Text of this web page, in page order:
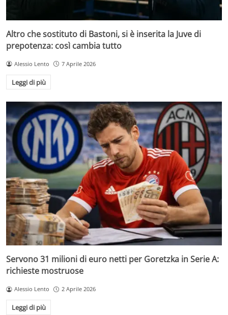
Altro che sostituto di Bastoni, si è inserita la Juve di
prepotenza: così cambia tutto
Alessio Lento 7 Aprile 2026
Leggi di più
Servono 31 milioni di euro netti per Goretzka in Serie A:
richieste mostruose
Alessio Lento 2 Aprile 2026
Leggi di più